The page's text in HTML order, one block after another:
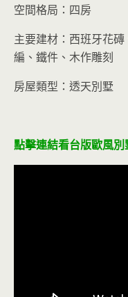
空間格局：四房
主要建材：西班牙花
編、鐵件、木作雕刻
房屋類型：透天別墅
點擊連結看台版歐風